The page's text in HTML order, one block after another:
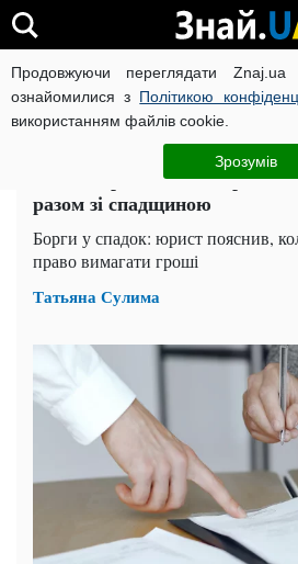
Продовжуючи переглядати
ознайомилися з Політикою
використанням файлів cookie.
Зрозумів
ВІЙНА РОСІЇ ПРОТИ УКРАЇНИ
Яка заборгованість
разом зі спадщиною
Борги у спадок: юрист пояснив,
право вимагати гроші
Татьяна Сулима